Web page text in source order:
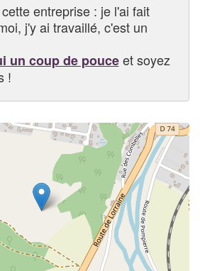
entreprise : je l'ai fait
j'y ai travaillé, c'est un
un coup de pouceet soyez
!